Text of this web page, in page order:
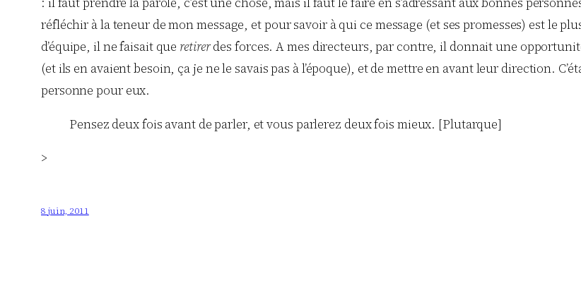
réfléchir à la teneur de mon message, et pour savoir à qui ce message (et ses promesses) est le
d’équipe, il ne faisait que retirerdes forces. A mes directeurs, par contre, il donnait une
(et ils en avaient besoin, ça je ne le savais pas à l’époque), et de mettre en avant leur direction.
personne pour eux.
Pensez deux fois avant de parler, et vous parlerez deux fois mieux. [Plutarque]
>
8 juin, 2011